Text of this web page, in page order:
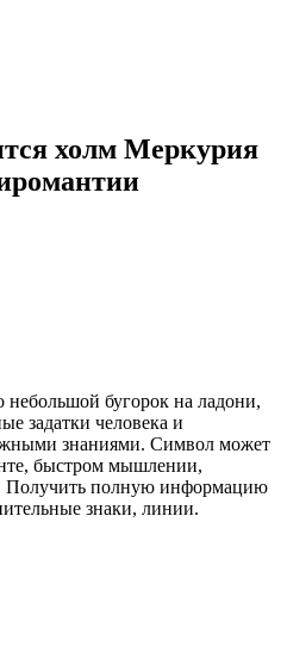
холм Меркурия
бугорок на ладони,
задатки человека и
знаниями. Символ может
быстром мышлении,
Получить полную информацию
знаки, линии.